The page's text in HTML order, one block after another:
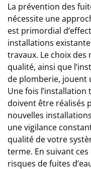
La prévention des
nécessite une
est primordial
installations
travaux. Le choix
qualité, ainsi que
de plomberie, jouent
Une fois
doivent être réalisés
nouvelles
une vigilance
qualité de votre
terme. En suivant
risques de fuites